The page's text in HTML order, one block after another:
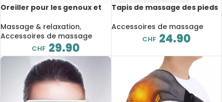
Oreiller pour les genoux et
mémoire, ergonomique,
pour le sommeil
Massage & relaxation,
Accessoires de massage
CHF 29.90
Tapis de massage des pieds
portable et pliable
Accessoires de massage
CHF 24.90